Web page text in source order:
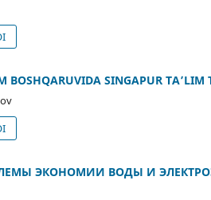
BOSHQARUVIDA SINGAPUR
ЭКОНОМИИ ВОДЫ И